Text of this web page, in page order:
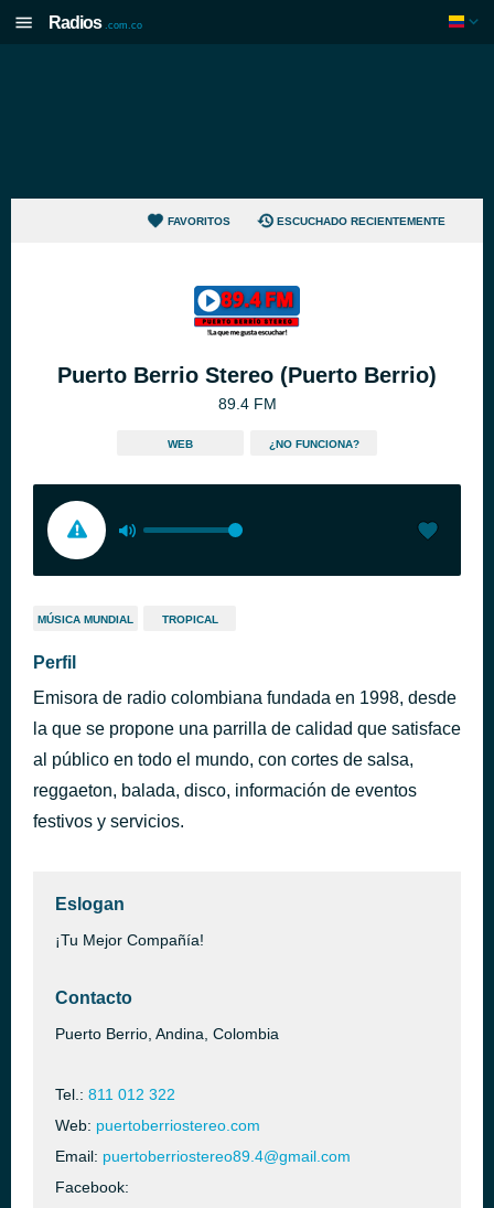
Radios .com.co
FAVORITOS ESCUCHADO RECIENTEMENTE
Puerto Berrio Stereo (Puerto Berrio)
89.4 FM
WEB ¿NO FUNCIONA?
MÚSICA MUNDIAL TROPICAL
Perfil
Emisora de radio colombiana fundada en 1998, desde
la que se propone una parrilla de calidad que satisface
al público en todo el mundo, con cortes de salsa,
reggaeton, balada, disco, información de eventos
festivos y servicios.
Eslogan
¡Tu Mejor Compañía!
Contacto
Puerto Berrio, Andina, Colombia
Tel.: 811 012 322
Web: puertoberriostereo.com
Email: puertoberriostereo89.4@gmail.com
Facebook: